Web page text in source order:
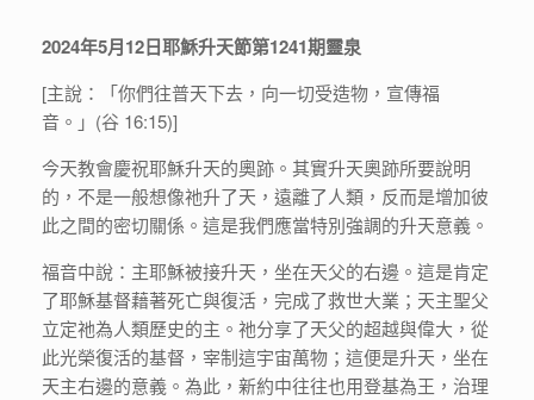
2024年5月12日耶穌升天節第1241期靈泉
[主說：「你們往普天下去，向一切受造物，宣傳福
音。」(谷 16:15)]
今天教會慶祝耶穌升天的奧跡。其實升天奧跡所要說明
的，不是一般想像祂升了天，遠離了人類，反而是增加彼
此之間的密切關係。這是我們應當特別強調的升天意義。
福音中說：主耶穌被接升天，坐在天父的右邊。這是肯定
了耶穌基督藉著死亡與復活，完成了救世大業；天主聖父
立定祂為人類歷史的主。祂分享了天父的超越與偉大，從
此光榮復活的基督，宰制這宇宙萬物；這便是升天，坐在
天主右邊的意義。為此，新約中往往也用登基為王，治理